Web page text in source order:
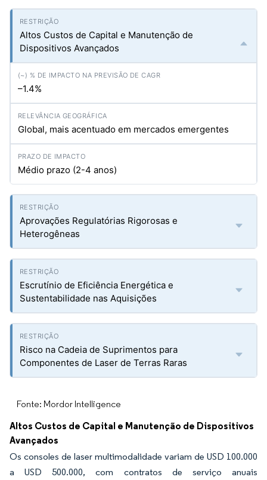
Altos Custos de Capital e Manutenção de
Dispositivos Avançados
–1.4%
Global, mais acentuado em mercados emergentes
Médio prazo (2-4 anos)
Aprovações Regulatórias Rigorosas e
Heterogêneas
Escrutínio de Eficiência Energética e
Sustentabilidade nas Aquisições
Risco na Cadeia de Suprimentos para
Componentes de Laser de Terras Raras
Fonte: Mordor Intelligence
Altos Custos de Capital e Manutenção de Dispositivos
Avançados
Os consoles de laser multimodalidade variam de USD 100.000
a USD 500.000, com contratos de serviço anuais